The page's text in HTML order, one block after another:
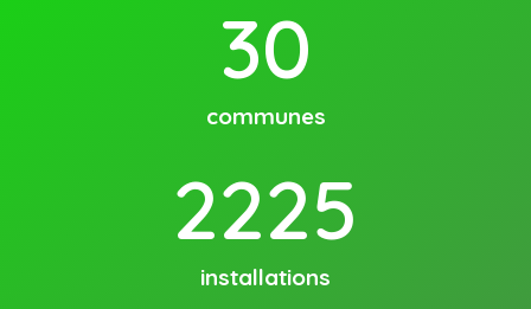
communes
30
installations
2225